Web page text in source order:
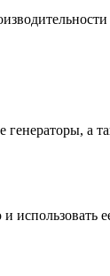
а